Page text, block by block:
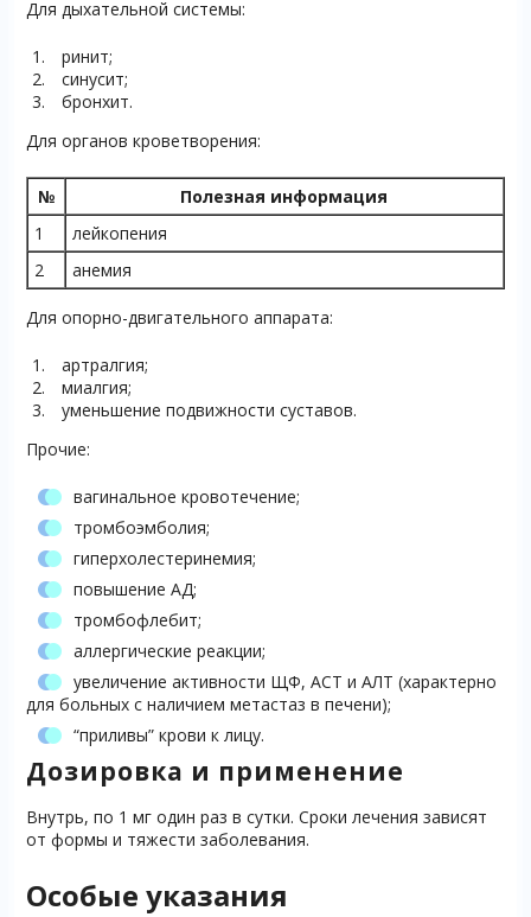
Для дыхательной системы:
ринит;
синусит;
бронхит.
Для органов кроветворения:
№
Полезная информация
1
лейкопения
2
анемия
Для опорно-двигательного аппарата:
артралгия;
миалгия;
уменьшение подвижности суставов.
Прочие:
вагинальное кровотечение;
тромбоэмболия;
гиперхолестеринемия;
повышение АД;
тромбофлебит;
аллергические реакции;
увеличение активности ЩФ, АСТ и АЛТ (характерно
для больных с наличием метастаз в печени);
“приливы” крови к лицу.
Дозировка и применение
Внутрь, по 1 мг один раз в сутки. Сроки лечения зависят
от формы и тяжести заболевания.
Особые указания